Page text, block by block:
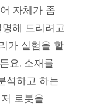
자체가 좀
해 드리려고
가 실험을 할
요. 소재를
석하고 하는
로봇을